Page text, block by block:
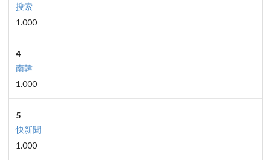
搜索
1.000
4
南韓
1.000
5
快新聞
1.000